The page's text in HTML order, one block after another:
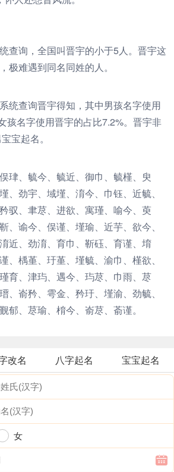
查询，全国叫晋宇的小于5人。晋宇这
极难遇到同名同姓的人。
统查询晋宇得知，其中男孩名字使用
孩名字使用晋宇的占比7.2%。晋宇非
宝起名。
珒、毓今、毓近、御巾、毓槿、臾
、劲宇、域墐、淯今、巾钰、近毓、
驭、聿荩、进欲、寓瑾、喻今、萸
、谕今、俣谨、墐瑜、近芋、欲今、
近、劲淯、育巾、靳砡、育谨、堉
、楀堇、玗堇、墐毓、渝巾、槿欲、
育、津玙、遇今、玙荩、巾雨、荩
、嵛矜、雩金、矜玗、墐渝、劲毓、
郁、荩瑜、棛今、嵛荩、萮谨。
改名 八字起名 宝宝起名
女